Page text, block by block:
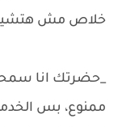
خلاص مش
_حضرتك انا
ممنوع، بس